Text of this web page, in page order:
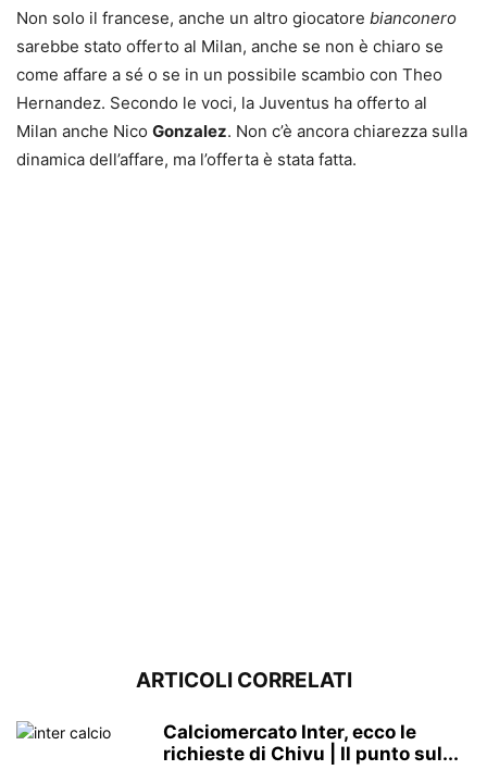
Non solo il francese, anche un altro giocatore bianconero
sarebbe stato offerto al Milan, anche se non è chiaro se
come affare a sé o se in un possibile scambio con Theo
Hernandez. Secondo le voci, la Juventus ha offerto al
Milan anche Nico Gonzalez. Non c’è ancora chiarezza sulla
dinamica dell’affare, ma l’offerta è stata fatta.
ARTICOLI CORRELATI
Calciomercato Inter, ecco le
richieste di Chivu | Il punto sul...